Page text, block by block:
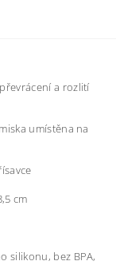
a rozlití
umístěna na
cm
silikonu, bez BPA,